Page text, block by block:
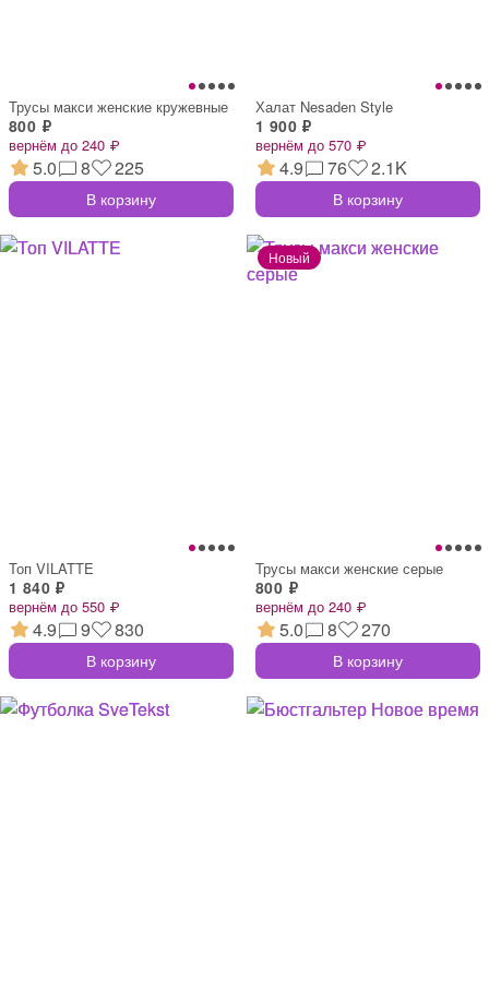
Трусы макси женские кружевные
800 ₽
вернём до 240 ₽
5.0 8 225
В корзину
Халат Nesaden Style
1 900 ₽
вернём до 570 ₽
4.9 76 2.1K
В корзину
Топ VILATTE
1 840 ₽
вернём до 550 ₽
4.9 9 830
В корзину
Трусы макси женские серые
800 ₽
вернём до 240 ₽
5.0 8 270
В корзину